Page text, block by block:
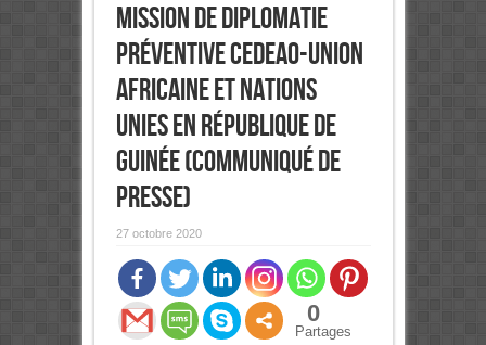
Mission de Diplomatie
préventive CEDEAO-Union
africaine et Nations
Unies en République de
Guinée (Communiqué de
presse)
27 octobre 2020
0
Partages